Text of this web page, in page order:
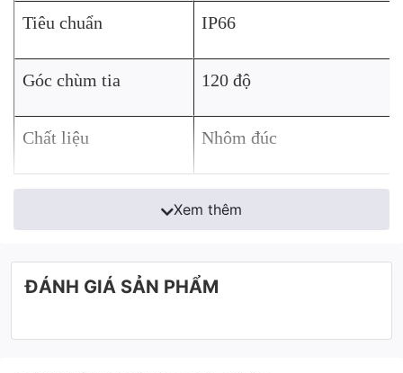
Tiêu chuẩn IP66
Góc chùm tia 120 độ
Chất liệu Nhôm đúc
Xem thêm
ĐÁNH GIÁ SẢN PHẨM